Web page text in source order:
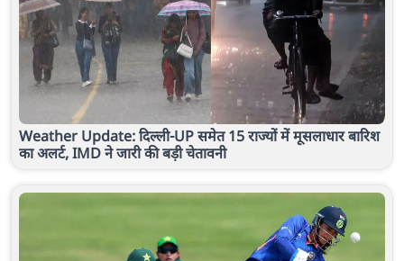
Weather Update: दिल्ली-UP समेत 15 राज्यों में मूसलाधार बारिश
का अलर्ट, IMD ने जारी की बड़ी चेतावनी